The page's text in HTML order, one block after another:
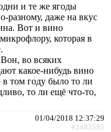
и те же ягоды
разному, даже на вкус
Вот и вино
которая в
во всяких
какое-нибудь вино
в том году было то ли
то ли ещё что-то,
01/04/2018 12:37:29
#2483595